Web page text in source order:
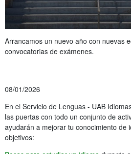
Arrancamos un nuevo año con nuevas
convocatorias de exámenes.
08/01/2026
En el Servicio de Lenguas - UAB
las puertas con todo un conjunto de
ayudarán a mejorar tu conocimiento de
objetivos: